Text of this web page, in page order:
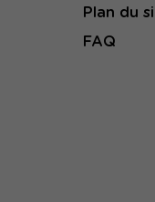
Plan du
FAQ